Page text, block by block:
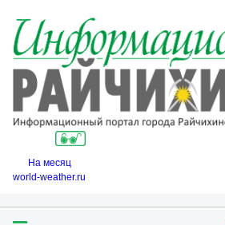
На месяц
world-weather.ru